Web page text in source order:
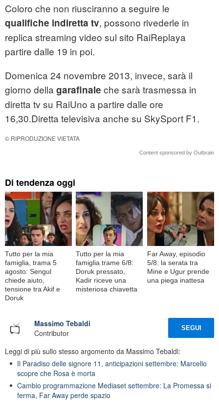
Coloro che non riusciranno a seguire le
qualifiche indiretta tv, possono rivederle in
replica streaming video sul sito RaiReplaya
partire dalle 19 in poi.
Domenica 24 novembre 2013, invece, sarà il
giorno della garafinale che sarà trasmessa in
diretta tv su RaiUno a partire dalle ore
16,30.Diretta televisiva anche su SkySport F1.
© RIPRODUZIONE VIETATA
Content sponsored by Outbrain
Di tendenza oggi
Tutto per la mia
famiglia, trama 5
agosto: Sengul
chiede aiuto,
tensione tra Akif e
Doruk
Tutto per la mia
famiglia trame 6/8:
Doruk pressato,
Kadir riceve una
misteriosa chiavetta
Far Away, episodio
5/8: la serata tra
Mine e Ugur prende
una piega inattesa
Massimo Tebaldi
Contributor
SEGUI
Leggi di più sullo stesso argomento da Massimo Tebaldi:
Il Paradiso delle signore 11, anticipazioni settembre: Marcello
scopre che Rosa è morta
Cambio programmazione Mediaset settembre: La Promessa si
ferma, Far Away perde spazio